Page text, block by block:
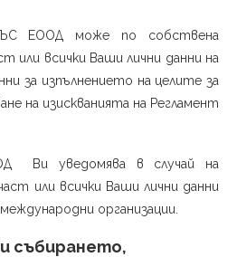
ЕООД може по собствена
или всички Ваши лични данни на
за изпълнението на целите за
на изискванията на Регламент
Ви уведомява в случай на
или всички Ваши лични данни
организации.
събирането,